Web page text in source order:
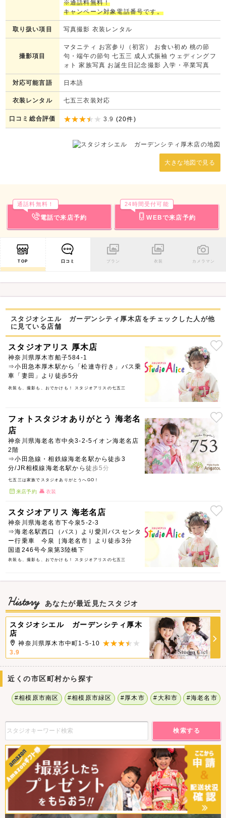
※通話料無料！
キャンペーン対象電話番号です。
取り扱い項目 写真撮影 衣装レンタル
撮影項目
マタニティ お宮参り（初宮） お食い初め 桃の節
句・端午の節句 七五三 成人式振袖 ウェディングフ
ォト 家族写真 お誕生日記念撮影 入学・卒業写真
対応可能言語 日本語
衣装レンタル 七五三衣装対応
口コミ総合評価 3.9 (20件)
大きな地図で見る
電話で来店予約
通話料無料！
WEBで来店予約
24時間受付可能
TOP 口コミ プラン 衣装 カメラマン
スタジオシエル ガーデンシティ厚木店をチェックした人が他
に見ている店舗
スタジオアリス 厚木店
神奈川県厚木市船子584-1
⇒小田急本厚木駅から「松連寺行き」バス乗
車「妻田」より徒歩5分
衣装も、撮影も、おでかけも！ スタジオアリスの七五三
フォトスタジオありがとう 海老名
店
神奈川県海老名市中央3-2-5イオン海老名店
2階
⇒小田急線・相鉄線海老名駅から徒歩3
分/JR相模線海老名駅から徒歩5分
七五三は家族でスタジオありがとうへGO！
来店予約 衣装
スタジオアリス 海老名店
神奈川県海老名市下今泉5-2-3
⇒海老名駅西口（バス）より愛川バスセンタ
ー行乗車 今泉［海老名市］より徒歩3分
国道246号今泉第3陸橋下
衣装も、撮影も、おでかけも！ スタジオアリスの七五三
History あなたが最近見たスタジオ
スタジオシエル ガーデンシティ厚木
店
神奈川県厚木市中町1-5-10
3.9
近くの市区町村から探す
#相模原市南区 #相模原市緑区 #厚木市 #大和市 #海老名市
検索する